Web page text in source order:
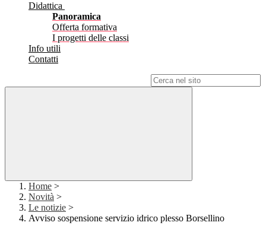
Didattica
Panoramica
Offerta formativa
I progetti delle classi
Info utili
Contatti
Home >
Novità >
Le notizie >
Avviso sospensione servizio idrico plesso Borsellino